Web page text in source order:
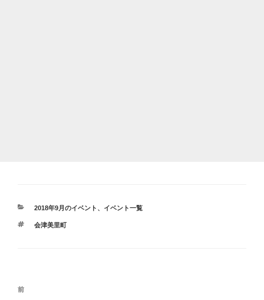
カ
ゴ
2018年9月のイベント 、 イベント一覧
タ
会津美里町
投
前
前